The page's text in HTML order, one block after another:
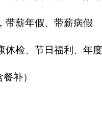
带薪年假、带薪病假
体检、节日福利、年
补）